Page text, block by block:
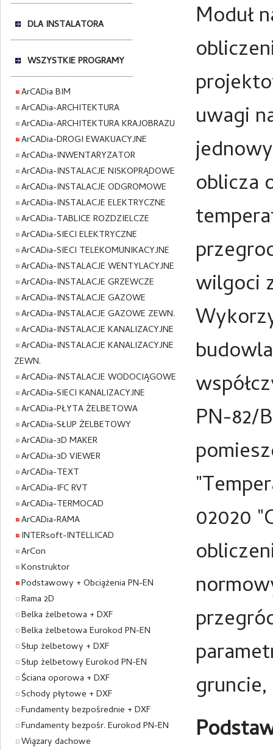
DLA INSTALATORA
WSZYSTKIE PROGRAMY
ArCADia BIM
ArCADia-ARCHITEKTURA
ArCADia-ARCHITEKTURA KRAJOBRAZU
ArCADia-DROGI EWAKUACYJNE
ArCADia-INWENTARYZATOR
ArCADia-INSTALACJE NISKOPRĄDOWE
ArCADia-INSTALACJE ODGROMOWE
ArCADia-INSTALACJE ELEKTRYCZNE
ArCADia-TABLICE ROZDZIELCZE
ArCADia-SIECI ELEKTRYCZNE
ArCADia-SIECI TELEKOMUNIKACYJNE
ArCADia-INSTALACJE WENTYLACYJNE
ArCADia-INSTALACJE GRZEWCZE
ArCADia-INSTALACJE GAZOWE
ArCADia-INSTALACJE GAZOWE ZEWN.
ArCADia-INSTALACJE KANALIZACYJNE
ArCADia-INSTALACJE KANALIZACYJNE
ZEWN.
ArCADia-INSTALACJE WODOCIĄGOWE
ArCADia-SIECI KANALIZACYJNE
ArCADia-PŁYTA ŻELBETOWA
ArCADia-SŁUP ŻELBETOWY
ArCADia-3D MAKER
ArCADia-3D VIEWER
ArCADia-TEXT
ArCADia-IFC RVT
ArCADia-TERMOCAD
ArCADia-RAMA
INTERsoft-INTELLICAD
ArCon
Konstruktor
Podstawowy + Obciążenia PN-EN
Rama 2D
Belka żelbetowa + DXF
Belka żelbetowa Eurokod PN-EN
Słup żelbetowy + DXF
Słup żelbetowy Eurokod PN-EN
Ściana oporowa + DXF
Schody płytowe + DXF
Fundamenty bezpośrednie + DXF
Fundamenty bezpośr. Eurokod PN-EN
Wiązary dachowe
Moduł
uwagi
oblicza
wilgoci
PN-82/
02020